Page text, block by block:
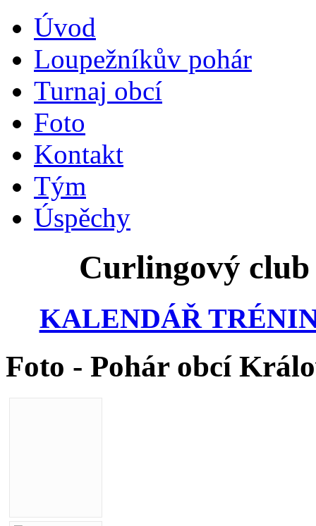
Úvod
Loupežníkův pohár
Turnaj obcí
Foto
Kontakt
Tým
Úspěchy
Curlingový
KALENDÁŘ
Foto - Pohár obcí